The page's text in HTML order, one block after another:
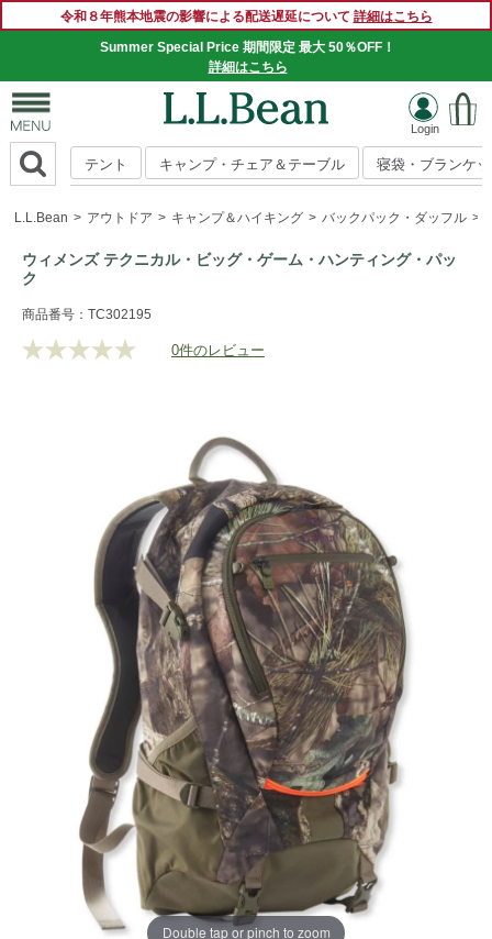
令和８年熊本地震の影響による配送遅延について 詳細はこちら
Summer Special Price 期間限定 最大 50％OFF！
詳細はこちら
テント キャンプ・チェア＆テーブル 寝袋・ブランケ
L.L.Bean アウトドア キャンプ＆ハイキング バックパック・ダッフル
ウィメンズ テクニカル・ビッグ・ゲーム・ハンティング・パッ
ク
https://www.llbean.co.jp/outdoor/camp-
hiking/backpack/g/0RTT690000.html
商品番号：TC302195
評
ペ
ー
ジ
の
リ
ン
ク。
0件のレビュー
Double tap or pinch to zoom